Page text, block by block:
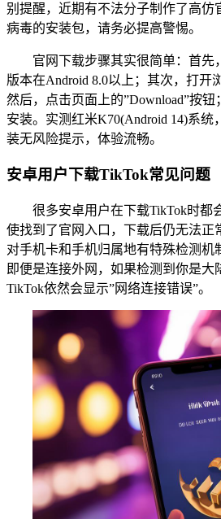
别提醒，近期有不法分子制作了高仿
病毒的安装包，请务必提高警惕。
官网下载步骤其实很简单：首先
版本在Android 8.0以上；其次，打开
然后，点击页面上的”Download”按
安装。实测红米K70(Android 14)系统
装无风险提示，体验流畅。
安卓用户下载TikTok常见问题
很多安卓用户在下载TikTok时都
使找到了官网入口，下载后仍无法正
对手机卡和手机归属地有特殊检测机
即便是连接外网，如果检测到你是大
TikTok依然会显示”网络连接错误”。